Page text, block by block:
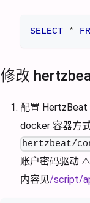
SELECT *
修改
配置
docker 容器方
hertzbeat/
账户密码驱动
内容见/script/